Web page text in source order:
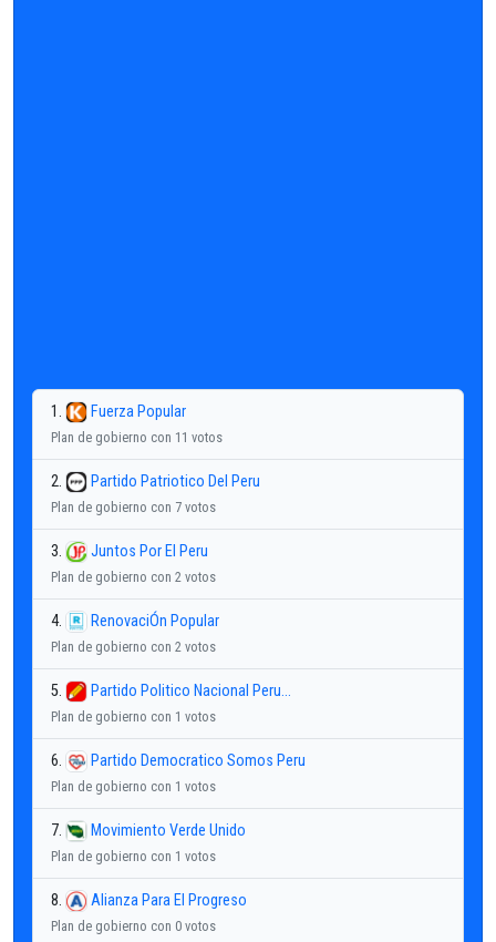
1. Fuerza Popular
Plan de gobierno con 11 votos
2. Partido Patriotico Del Peru
Plan de gobierno con 7 votos
3. Juntos Por El Peru
Plan de gobierno con 2 votos
4. RenovaciÓn Popular
Plan de gobierno con 2 votos
5. Partido Politico Nacional Peru...
Plan de gobierno con 1 votos
6. Partido Democratico Somos Peru
Plan de gobierno con 1 votos
7. Movimiento Verde Unido
Plan de gobierno con 1 votos
8. Alianza Para El Progreso
Plan de gobierno con 0 votos